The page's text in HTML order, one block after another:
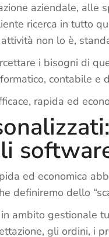
aziendale, alle
ricerca in tutto
non lo è,
i bisogni di
contabile e
rapida ed
ed economica
definiremo dello
ambito gestionale
gli ordini, i